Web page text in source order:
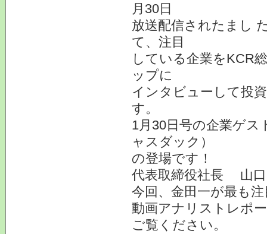
月30日
放送配信されたまし
て、注目
している企業をKCR
ップに
インタビューして投
す。
1月30日号の企業ゲ
ャスダック）
の登場です！
代表取締役社長 山
今回、金田一が最も
動画アナリストレポ
ご覧ください。